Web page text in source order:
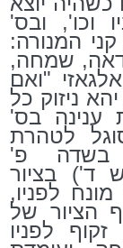
וכו', ובס'
המנורה:
שמחה,
"ואם
ניזוק כל
ענינה בס'
לטהרת
בשדה פ'
ד') בציור
לפניו,
הציור של
לפניו